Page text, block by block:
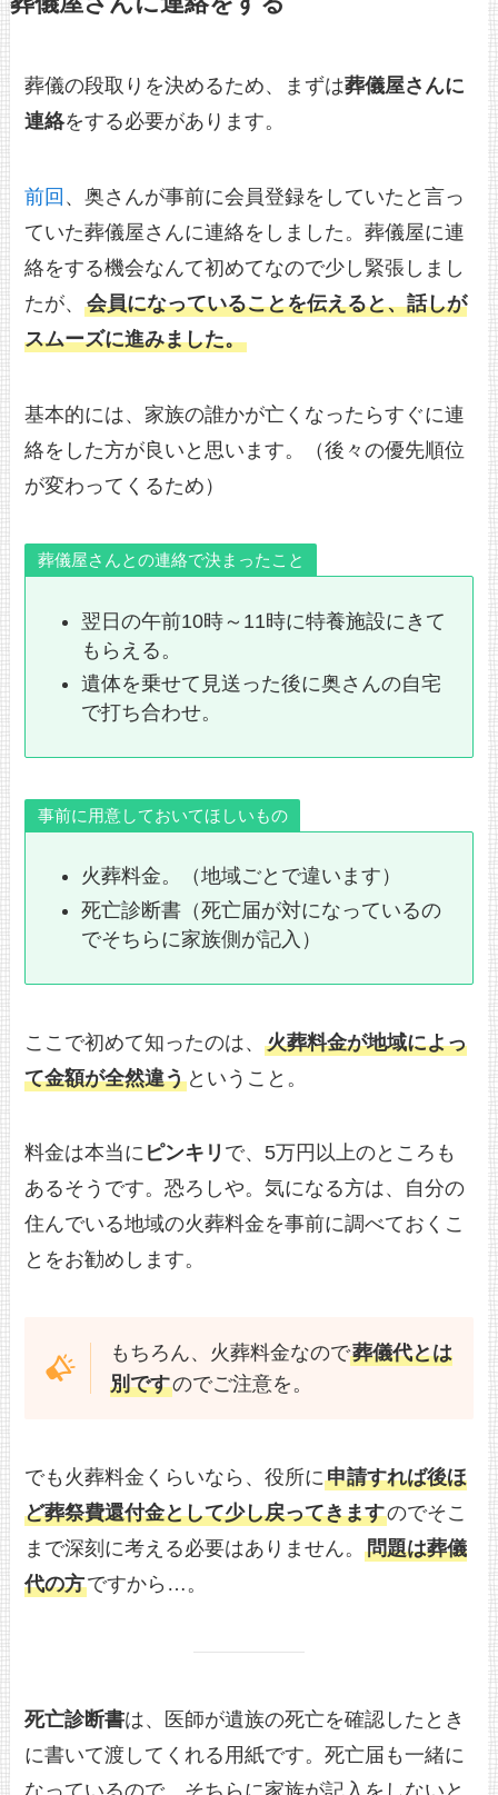
葬儀の段取りを決めるため、まずは葬儀屋さんに
連絡をする必要があります。
前回 、奥さんが事前に会員登録をしていたと言っ
ていた葬儀屋さんに連絡をしました。葬儀屋に連
絡をする機会なんて初めてなので少し緊張しまし
たが、会員になっていることを伝えると、話しが
スムーズに進みました。
基本的には、家族の誰かが亡くなったらすぐに連
絡をした方が良いと思います。（後々の優先順位
が変わってくるため）
葬儀屋さんとの連絡で決まったこと
翌日の午前10時～11時に特養施設にきて
もらえる。
遺体を乗せて見送った後に奥さんの自宅
で打ち合わせ。
事前に用意しておいてほしいもの
火葬料金。（地域ごとで違います）
死亡診断書（死亡届が対になっているの
でそちらに家族側が記入）
ここで初めて知ったのは、火葬料金が地域によっ
て金額が全然違う ということ。
料金は本当に ピンキリ で、5万円以上のところも
あるそうです。恐ろしや。気になる方は、自分の
住んでいる地域の火葬料金を事前に調べておくこ
とをお勧めします。
もちろん、火葬料金なので葬儀代とは
別ですのでご注意を。
でも火葬料金くらいなら、役所に申請すれば後ほ
ど葬祭費還付金として少し戻ってきますのでそこ
まで深刻に考える必要はありません。問題は葬儀
代の方ですから…。
死亡診断書は、医師が遺族の死亡を確認したとき
に書いて渡してくれる用紙です。死亡届も一緒に